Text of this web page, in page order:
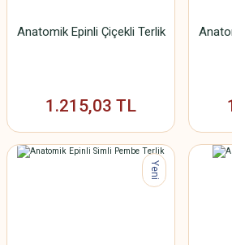
Anatomik Epinli Çiçekli Terlik
1.215,03 TL
Yeni